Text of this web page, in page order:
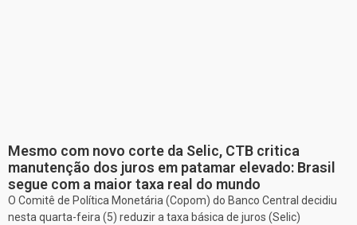
Mesmo com novo corte da Selic, CTB critica
manutenção dos juros em patamar elevado: Brasil
segue com a maior taxa real do mundo
O Comitê de Política Monetária (Copom) do Banco Central decidiu
nesta quarta-feira (5) reduzir a taxa básica de juros (Selic)